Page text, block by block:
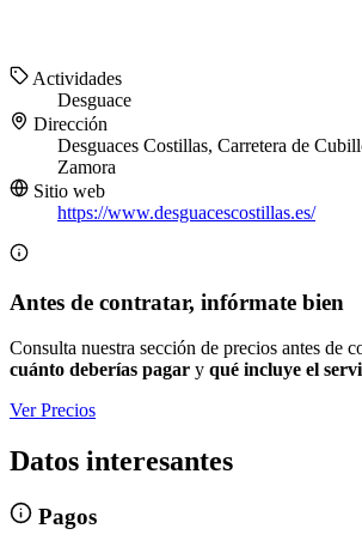
Actividades
Desguace
Dirección
Desguaces Costillas, Carretera de
Zamora
Sitio web
https://www.desguacescostillas.es/
Antes de contratar, infórmate bien
Consulta nuestra sección de precios antes de
cuánto deberías pagar y qué incluye el
Ver Precios
Datos interesantes
Pagos